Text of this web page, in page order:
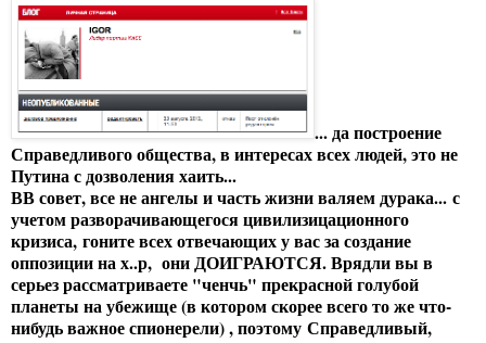
... да построение
Справедливого общества, в интересах всех людей, это не
Путина с дозволения хаить...
ВВ совет, все не ангелы и часть жизни валяем дурака... с
учетом разворачивающегося цивилизицационного
кризиса, гоните всех отвечающих у вас за создание
оппозиции на х..р, они ДОИГРАЮТСЯ. Врядли вы в
серьез рассматриваете "ченчь" прекрасной голубой
планеты на убежище (в котором скорее всего то же что-
нибудь важное спионерели) , поэтому Справедливый,